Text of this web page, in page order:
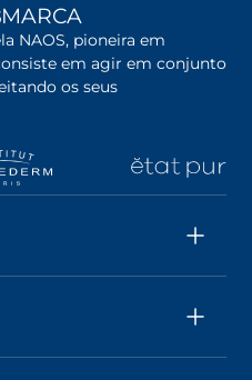
MARCA
NAOS, pioneira em
em agir em conjunto
os seus
guiaabre em uma nova